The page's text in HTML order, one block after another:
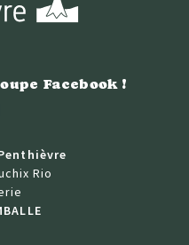
Facebook !
Rio